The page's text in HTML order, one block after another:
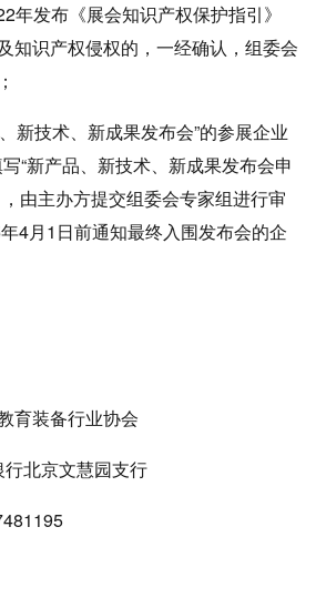
发布《展会知识产权保护指引》
知识产权侵权的，一经确认，组委会
技术、新成果发布会”的参展企业
“新产品、新技术、新成果发布会申
由主办方提交组委会专家组进行审
4月1日前通知最终入围发布会的企
装备行业协会
北京文慧园支行